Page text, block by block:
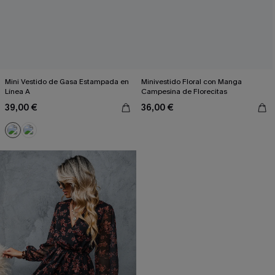
Mini Vestido de Gasa Estampada en
Línea A
39,00 €
Minivestido Floral con Manga
Campesina de Florecitas
36,00 €